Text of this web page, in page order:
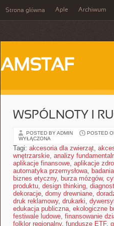
Strona główna Aple Archiwum
AMSTAF
WSPÓLNOTY I
POSTED BY ADMIN POSTED
WYŁĄCZONA
Tagi: akcesoria dla zwierząt,
wnętrzarskie, analizy
aplikacje finansowe, aplikacje
automatyka przemysłowa,
biznes etyczny, burza mózgów,
produktu, design thinking,
dekoracje, domy drewniane,
druk reklamowy, drukarki,
edukacja publiczna, ekologiczne
festiwale ludowe, finansowanie
folklor regionalny, fundusze ETF,